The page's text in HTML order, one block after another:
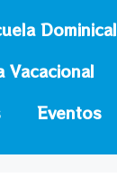
Dominical
Vacacional
Eventos